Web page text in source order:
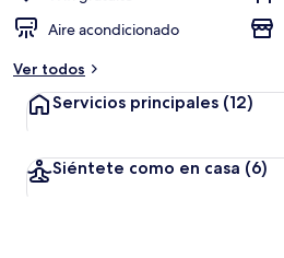
Aire acondicionado
Ver todos
Servicios principales (12)
Siéntete como en casa (6)